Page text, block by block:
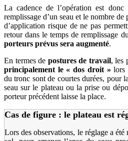
La cadence de l’opération est
remplissage d’un seau et le nombre
d’application risque de ne pas
retour dans le temps de remplissage
porteurs prévus sera augmenté.
En termes de postures de travail, les
principalement le « dos droit »lors
du tronc sont de courtes durées, pour
seau sur le plateau ou la prise ou
porteur précédent laisse la place.
Cas de figure : le plateau est
Lors des observations, le réglage a